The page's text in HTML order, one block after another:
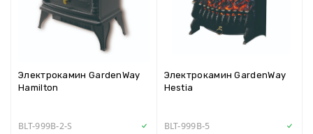
Электрокамин GardenWay
Hamilton
BLT-999B-2-S
Электрокамин GardenWay
Hestia
BLT-999B-5